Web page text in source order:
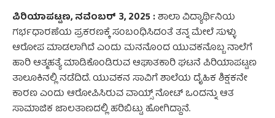
ಪಿರಿಯಾಪಟ್ಟಣ, ನವೆಂಬರ್‌ 3, 2025 : ಶಾಲಾ ವಿದ್ಯಾರ್ಥಿನಿಯ
ಗರ್ಭಧಾರಣೆಯ ಪ್ರಕರಣಕ್ಕೆ ಸಂಬಂಧಿಸಿದಂತೆ ತನ್ನ ಮೇಲೆ ಸುಳ್ಳು
ಆರೋಪ ಮಾಡಲಾಗಿದೆ ಎಂದು ಮನನೊಂದ ಯುವಕನೊಬ್ಬ ನಾಲೆಗೆ
ಹಾರಿ ಆತ್ಮಹತ್ಯೆ ಮಾಡಿಕೊಂಡಿರುವ ಆಘಾತಕಾರಿ ಘಟನೆ ಪಿರಿಯಾಪಟ್ಟಣ
ತಾಲೂಕಿನಲ್ಲಿ ನಡೆದಿದೆ. ಯುವಕನ ಸಾವಿಗೆ ಶಾಲೆಯ ದೈಹಿಕ ಶಿಕ್ಷಕನೇ
ಕಾರಣ ಎಂದು ಆರೋಪಿಸಿರುವ ವಾಯ್ಸ್‌ ನೋಟ್‌ ಒಂದನ್ನು ಆತ
ಸಾಮಾಜಿಕ ಜಾಲತಾಣದಲ್ಲಿ ಹರಿಬಿಟ್ಟು ಹೋಗಿದ್ದಾನೆ.